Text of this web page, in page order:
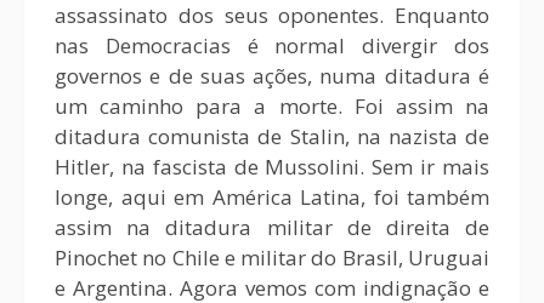
assassinato dos seus oponentes. Enquanto
nas Democracias é normal divergir dos
governos e de suas ações, numa ditadura é
um caminho para a morte. Foi assim na
ditadura comunista de Stalin, na nazista de
Hitler, na fascista de Mussolini. Sem ir mais
longe, aqui em América Latina, foi também
assim na ditadura militar de direita de
Pinochet no Chile e militar do Brasil, Uruguai
e Argentina. Agora vemos com indignação e